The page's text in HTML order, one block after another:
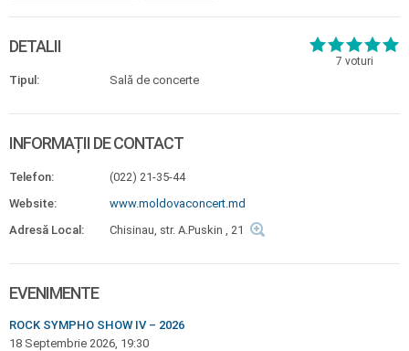
7 voturi
DETALII
Tipul: Sală de concerte
INFORMAȚII DE CONTACT
Telefon:
(022) 21-35-44
Website:
www.moldovaconcert.md
Adresă Local:
Chisinau, str. A.Puskin , 21
EVENIMENTE
ROCK SYMPHO SHOW IV – 2026
18 Septembrie 2026, 19:30